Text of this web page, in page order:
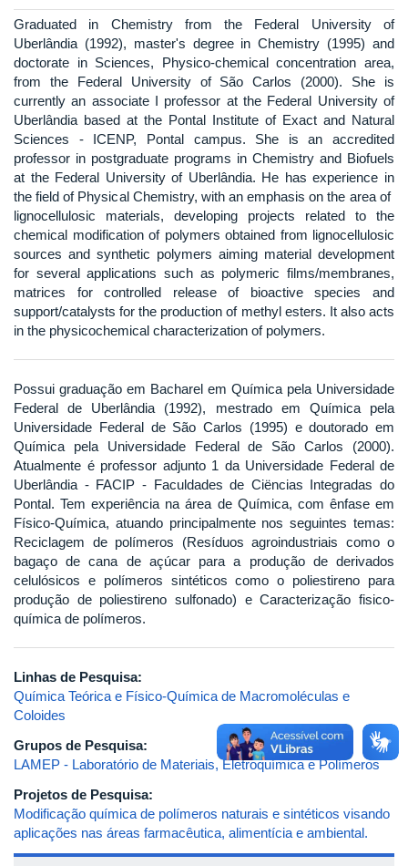
Graduated in Chemistry from the Federal University of
Uberlândia (1992), master's degree in Chemistry (1995) and
doctorate in Sciences, Physico-chemical concentration area,
from the Federal University of São Carlos (2000). She is
currently an associate I professor at the Federal University of
Uberlândia based at the Pontal Institute of Exact and Natural
Sciences - ICENP, Pontal campus. She is an accredited
professor in postgraduate programs in Chemistry and Biofuels
at the Federal University of Uberlândia. He has experience in
the field of Physical Chemistry, with an emphasis on the area of ​​
lignocellulosic materials, developing projects related to the
chemical modification of polymers obtained from lignocellulosic
sources and synthetic polymers aiming material development
for several applications such as polymeric films/membranes,
matrices for controlled release of bioactive species and
support/catalysts for the production of methyl esters. It also acts
in the physicochemical characterization of polymers.
Possui graduação em Bacharel em Química pela Universidade
Federal de Uberlândia (1992), mestrado em Química pela
Universidade Federal de São Carlos (1995) e doutorado em
Química pela Universidade Federal de São Carlos (2000).
Atualmente é professor adjunto 1 da Universidade Federal de
Uberlândia - FACIP - Faculdades de Ciëncias Integradas do
Pontal. Tem experiência na área de Química, com ênfase em
Físico-Química, atuando principalmente nos seguintes temas:
Reciclagem de polímeros (Resíduos agroindustriais como o
bagaço de cana de açúcar para a produção de derivados
celulósicos e polímeros sintéticos como o poliestireno para
produção de poliestireno sulfonado) e Caracterização fisico-
química de polímeros.
Linhas de Pesquisa:
Química Teórica e Físico-Química de Macromoléculas e
Coloides
Grupos de Pesquisa:
LAMEP - Laboratório de Materiais, Eletroquímica e Polímeros
Projetos de Pesquisa:
Modificação química de polímeros naturais e sintéticos visando
aplicações nas áreas farmacêutica, alimentícia e ambiental.